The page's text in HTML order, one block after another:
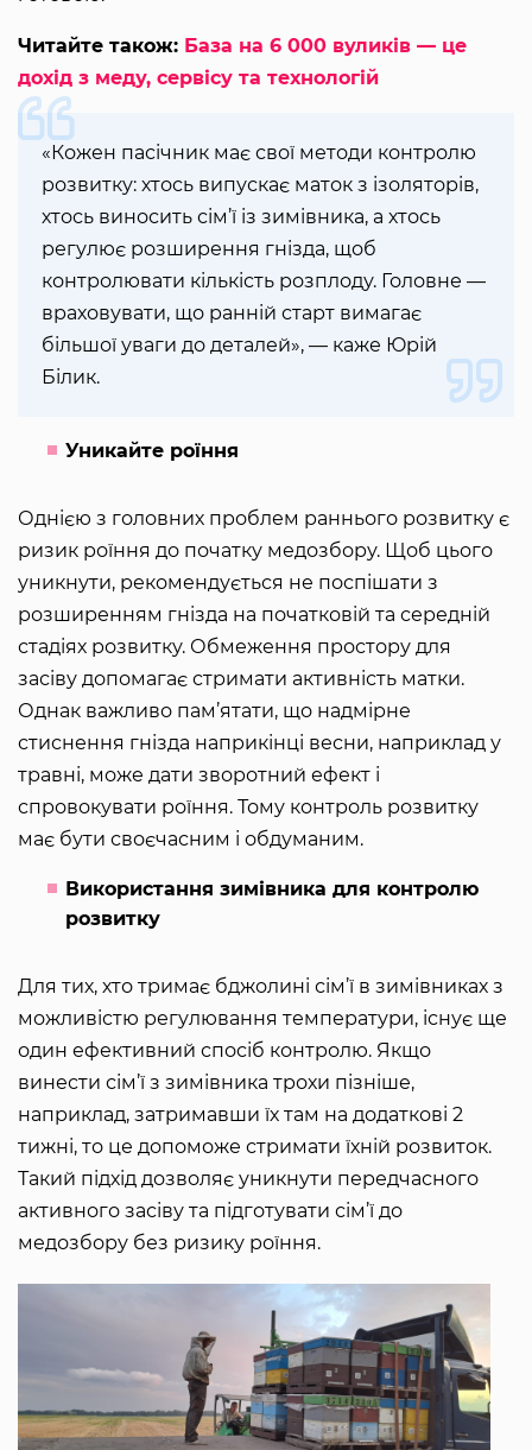
Читайте також: База на 6 000 вуликів — це
дохід з меду, сервісу та технологій
«Кожен пасічник має свої методи контролю
розвитку: хтось випускає маток з ізоляторів,
хтось виносить сім’ї із зимівника, а хтось
регулює розширення гнізда, щоб
контролювати кількість розплоду. Головне —
враховувати, що ранній старт вимагає
більшої уваги до деталей», — каже Юрій
Білик.
Уникайте роїння
Однією з головних проблем раннього розвитку є
ризик роїння до початку медозбору. Щоб цього
уникнути, рекомендується не поспішати з
розширенням гнізда на початковій та середній
стадіях розвитку. Обмеження простору для
засіву допомагає стримати активність матки.
Однак важливо пам’ятати, що надмірне
стиснення гнізда наприкінці весни, наприклад у
травні, може дати зворотний ефект і
спровокувати роїння. Тому контроль розвитку
має бути своєчасним і обдуманим.
Використання зимівника для контролю
розвитку
Для тих, хто тримає бджолині сім’ї в зимівниках з
можливістю регулювання температури, існує ще
один ефективний спосіб контролю. Якщо
винести сім’ї з зимівника трохи пізніше,
наприклад, затримавши їх там на додаткові 2
тижні, то це допоможе стримати їхній розвиток.
Такий підхід дозволяє уникнути передчасного
активного засіву та підготувати сім’ї до
медозбору без ризику роїння.